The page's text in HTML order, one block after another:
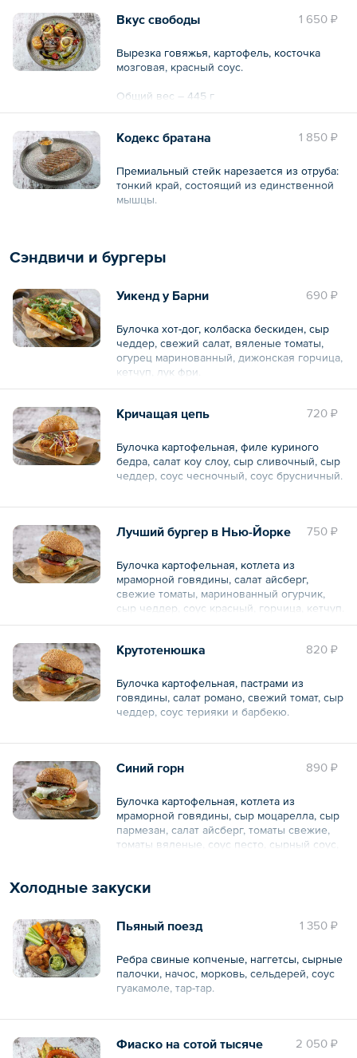
1 650 ₽
Вкус свободы
Вырезка говяжья, картофель, косточка
мозговая, красный соус.
Общий вес – 445 г
1 850 ₽
Кодекс братана
Премиальный стейк нарезается из отруба:
тонкий край, состоящий из единственной
мышцы.
Общий вес – 300 г
Сэндвичи и бургеры
690 ₽
Уикенд у Барни
Булочка хот-дог, колбаска бескиден, сыр
чеддер, свежий салат, вяленые томаты,
огурец маринованный, дижонская горчица,
кетчуп, лук фри.
720 ₽
Кричащая цепь
Булочка картофельная, филе куриного
бедра, салат коу слоу, сыр сливочный, сыр
чеддер, соус чесночный, соус брусничный.
Общий вес – 400 г
750 ₽
Лучший бургер в Нью-Йорке
Булочка картофельная, котлета из
мраморной говядины, салат айсберг,
свежие томаты, маринованный огурчик,
сыр чеддер, соус красный, горчица, кетчуп.
820 ₽
Крутотенюшка
Булочка картофельная, пастрами из
говядины, салат романо, свежий томат, сыр
чеддер, соус терияки и барбекю.
Общий вес – 340 г
890 ₽
Синий горн
Булочка картофельная, котлета из
мраморной говядины, сыр моцарелла, сыр
пармезан, салат айсберг, томаты свежие,
томаты вяленые, соус песто, сырный соус,
Общий вес – 410 г
Холодные закуски
1 350 ₽
Пьяный поезд
Ребра свиные копченые, наггетсы, сырные
палочки, начос, морковь, сельдерей, соус
гуакамоле, тар-тар.
Общий вес – 585 г
2 050 ₽
Фиаско на сотой тысяче